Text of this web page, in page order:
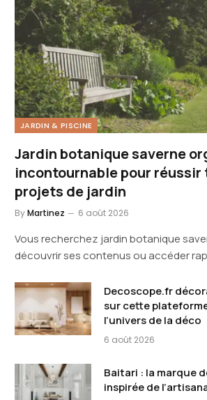
JARDIN & PISCINE
Jardin botanique saverne
incontournable pour réussir
projets de jardin
ByMartinez 6 août 2026
Vous recherchez jardin botanique
découvrir ses contenus ou accéder
Decoscope.fr
sur cette
l’univers de la déco
6 août 2026
Baitari : la marque
inspirée de